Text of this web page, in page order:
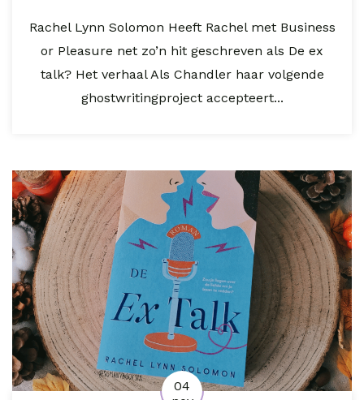
Rachel Lynn Solomon Heeft Rachel met Business
or Pleasure net zo’n hit geschreven als De ex
talk? Het verhaal Als Chandler haar volgende
ghostwritingproject accepteert...
04